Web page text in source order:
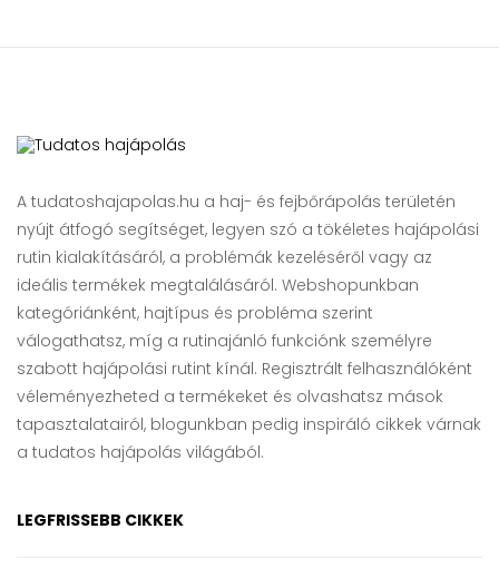
A tudatoshajapolas.hu a haj- és fejbőrápolás területén
nyújt átfogó segítséget, legyen szó a tökéletes hajápolási
rutin kialakításáról, a problémák kezeléséről vagy az
ideális termékek megtalálásáról. Webshopunkban
kategóriánként, hajtípus és probléma szerint
válogathatsz, míg a rutinajánló funkciónk személyre
szabott hajápolási rutint kínál. Regisztrált felhasználóként
véleményezheted a termékeket és olvashatsz mások
tapasztalatairól, blogunkban pedig inspiráló cikkek várnak
a tudatos hajápolás világából.
LEGFRISSEBB CIKKEK